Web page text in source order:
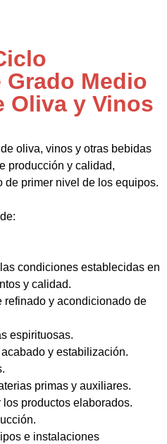
Medio
Oliva y Vinos
oliva, vinos y otras bebidas
producción y calidad,
de primer nivel de los equipos.
condiciones establecidas en
y calidad.
y acondicionado de
espirituosas.
y estabilización.
primas y auxiliares.
productos elaborados.
e instalaciones